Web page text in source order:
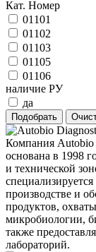
Кат. Номер
01101
01102
01103
01105
01106
наличие РУ
да
Компания Autobio
основана в 1998
и технической
производстве и
продуктов,
микробиологии,
также
лабораторий.